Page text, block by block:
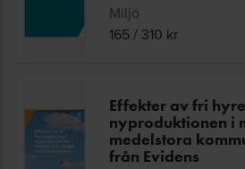
Miljö
165/ 310 kr
Effekter av fri
nyproduktionen i
medelstora
från Evidens